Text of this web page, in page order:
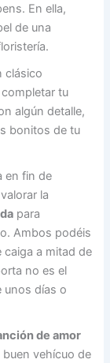
En ella,
de una
clásico
tu
algún detalle,
bonitos de tu
en fin de
la
para
Ambos podéis
caiga a mitad de
no es el
unos días o
de amor
buen vehícuo de